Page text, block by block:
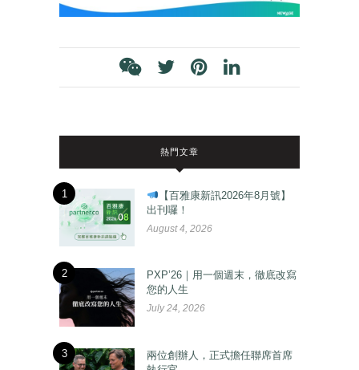
熱門文章
1
【百雅康新訊2026年8月號】
出刊囉！
August 4, 2026
2
PXP’26｜用一個週末，徹底改寫
您的人生
July 24, 2026
3
兩位創辦人，正式擔任聯席首席